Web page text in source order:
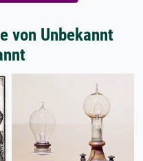
von Unbekannt